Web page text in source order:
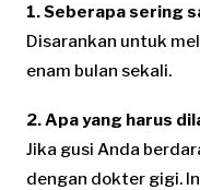
1. Seberapa sering
Disarankan untuk
enam bulan sekali.
2. Apa yang harus
Jika gusi Anda
dengan dokter gigi.